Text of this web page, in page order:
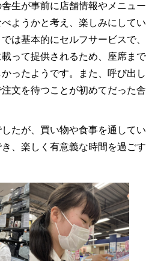
生が事前に店舗情報やメニュー
ようかと考え、楽しみにしてい
は基本的にセルフサービスで、
って提供されるため、座席まで
ったようです。また、呼び出し
文を待つことが初めてだった舎
たが、買い物や食事を通してい
、楽しく有意義な時間を過ごす